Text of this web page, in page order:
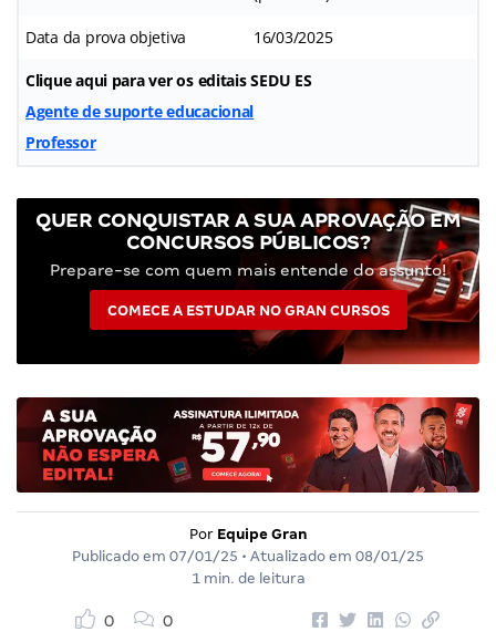
Data da prova objetiva 16/03/2025
Clique aqui para ver os editais SEDU ES
Agente de suporte educacional
Professor
QUER CONQUISTAR A SUA APROVAÇÃO EM
CONCURSOS PÚBLICOS?
Prepare-se com quem mais entende do assunto!
COMECE A ESTUDAR NO GRAN CURSOS
Por Equipe Gran
Publicado em 07/01/25 • Atualizado em 08/01/25
1 min. de leitura
0 0